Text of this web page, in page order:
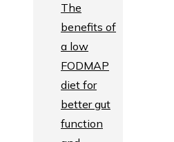
The
benefits of
a low
FODMAP
diet for
better gut
function